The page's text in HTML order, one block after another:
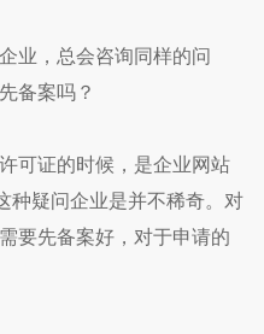
业，总会咨询同样的问
备案吗？
可证的时候，是企业网站
种疑问企业是并不稀奇。对
要先备案好，对于申请的